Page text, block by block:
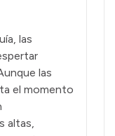
las
las
el momento
altas,